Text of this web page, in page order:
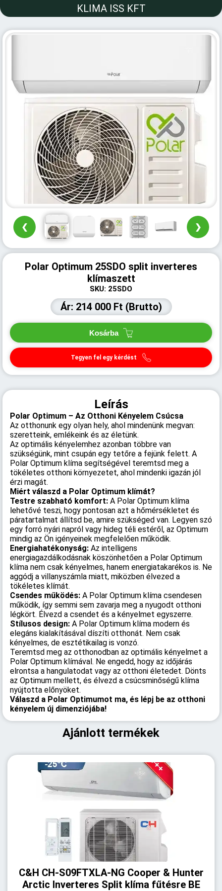
KLIMA ISS KFT
❮ ❯
Polar Optimum 25SDO split inverteres
klímaszett
SKU: 25SDO
Ár: 214 000 Ft (Brutto)
Kosárba
Tegyen fel egy kérdést
Leírás
Polar Optimum – Az Otthoni Kényelem Csúcsa
Az otthonunk egy olyan hely, ahol mindenünk megvan:
szeretteink, emlékeink és az életünk.
Az optimális kényelemhez azonban többre van
szükségünk, mint csupán egy tetőre a fejünk felett. A
Polar Optimum klíma segítségével teremtsd meg a
tökéletes otthoni környezetet, ahol mindenki igazán jól
érzi magát.
Miért válaszd a Polar Optimum klímát?
Testre szabható komfort: A Polar Optimum klíma
lehetővé teszi, hogy pontosan azt a hőmérsékletet és
páratartalmat állítsd be, amire szükséged van. Legyen szó
egy forró nyári napról vagy hideg téli estéről, az Optimum
mindig az Ön igényeinek megfelelően működik.
Energiahatékonyság: Az intelligens
energiagazdálkodásnak köszönhetően a Polar Optimum
klíma nem csak kényelmes, hanem energiatakarékos is. Ne
aggódj a villanyszámla miatt, miközben élvezed a
tökéletes klímát.
Csendes működés: A Polar Optimum klíma csendesen
működik, így semmi sem zavarja meg a nyugodt otthoni
légkört. Élvezd a csendet és a kényelmet egyszerre.
Stílusos design: A Polar Optimum klíma modern és
elegáns kialakításával díszíti otthonát. Nem csak
kényelmes, de esztétikailag is vonzó.
Teremtsd meg az otthonodban az optimális kényelmet a
Polar Optimum klímával. Ne engedd, hogy az időjárás
elrontsa a hangulatodat vagy az otthoni életedet. Dönts
az Optimum mellett, és élvezd a csúcsminőségű klíma
nyújtotta előnyöket.
Válaszd a Polar Optimumot ma, és lépj be az otthoni
kényelem új dimenziójába!
Ajánlott termékek
C&H CH-S09FTXLA-NG Cooper & Hunter
Arctic Inverteres Split klíma fűtésre BE